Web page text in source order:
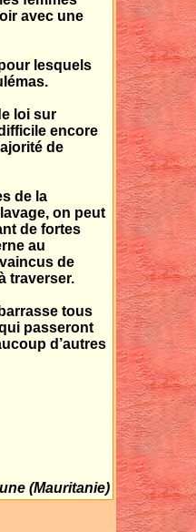
avec une
lesquels
loi sur
encore
de
de la
on peut
de fortes
au
de
traverser.
tous
passeront
d’autres
(Mauritanie)